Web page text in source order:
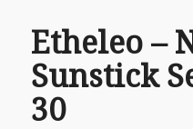
Etheleo –
Sunstick
30